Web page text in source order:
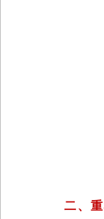
二、